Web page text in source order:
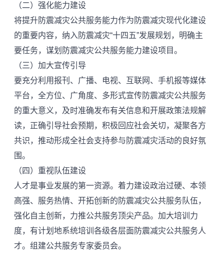
（二）强化能力建设
将提升防震减灾公共服务能力作为防震减灾现代化建设
的重要内容，纳入防震减灾“十四五”发展规划，明确主
要任务，谋划防震减灾公共服务能力建设项目。
（三）加大宣传引导
要充分利用报刊、广播、电视、互联网、手机报等媒体
平台，全方位、广角度、多形式宣传防震减灾公共服务
的重大意义，及时准确发布有关信息和开展政策法规解
读，正确引导社会预期，积极回应社会关切，凝聚各方
共识，推动形成全社会支持参与防震减灾活动的良好氛
围。
（四）重视队伍建设
人才是事业发展的第一资源。着力建设政治过硬、本领
高强、服务热情、开拓创新的防震减灾公共服务队伍，
强化自主创新，力推公共服务顶尖产品。加大培训力
度，有计划地系统培训各级各层面防震减灾公共服务人
才。组建公共服务专家委员会。